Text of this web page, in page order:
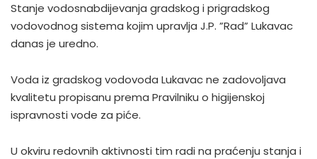
Stanje vodosnabdijevanja gradskog i prigradskog
vodovodnog sistema kojim upravlja J.P. ”Rad” Lukavac
danas je uredno.
Voda iz gradskog vodovoda Lukavac ne zadovoljava
kvalitetu propisanu prema Pravilniku o higijenskoj
ispravnosti vode za piće.
U okviru redovnih aktivnosti tim radi na praćenju stanja i